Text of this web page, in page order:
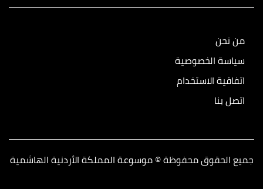
من نحن
سياسة الخصوصية
اتفاقية الاستخدام
اتصل بنا
جميع الحقوق محفوظة © موسوعة المملكة الأردنية الهاشمية